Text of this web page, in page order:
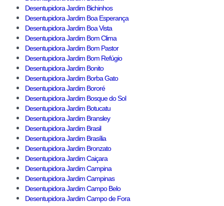
Desentupidora Jardim Bichinhos
Desentupidora Jardim Boa Esperança
Desentupidora Jardim Boa Vista
Desentupidora Jardim Bom Clima
Desentupidora Jardim Bom Pastor
Desentupidora Jardim Bom Refúgio
Desentupidora Jardim Bonito
Desentupidora Jardim Borba Gato
Desentupidora Jardim Bororé
Desentupidora Jardim Bosque do Sol
Desentupidora Jardim Botucatu
Desentupidora Jardim Bransley
Desentupidora Jardim Brasil
Desentupidora Jardim Brasília
Desentupidora Jardim Bronzato
Desentupidora Jardim Caiçara
Desentupidora Jardim Campina
Desentupidora Jardim Campinas
Desentupidora Jardim Campo Belo
Desentupidora Jardim Campo de Fora